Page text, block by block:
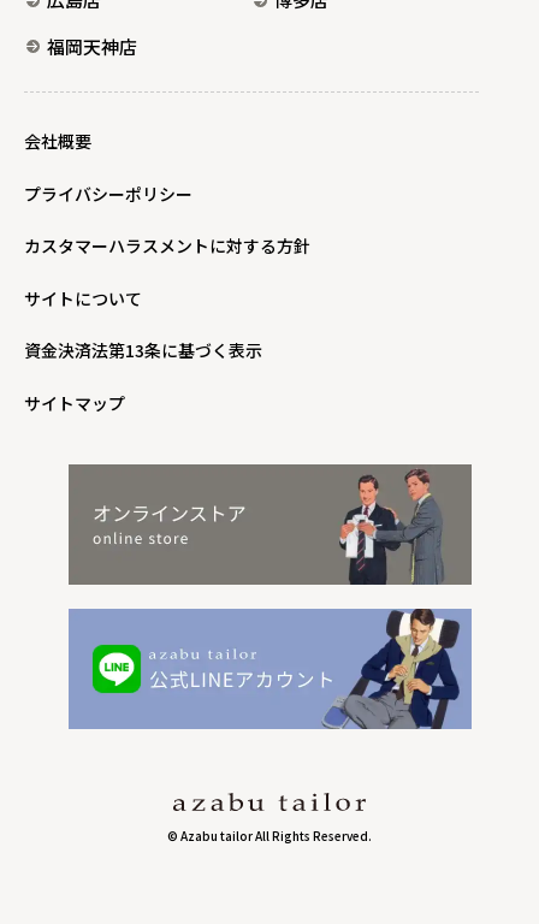
福岡天神店
会社概要
プライバシーポリシー
カスタマーハラスメントに対する方針
サイトについて
資金決済法第13条に基づく表示
サイトマップ
© Azabu tailor All Rights Reserved.